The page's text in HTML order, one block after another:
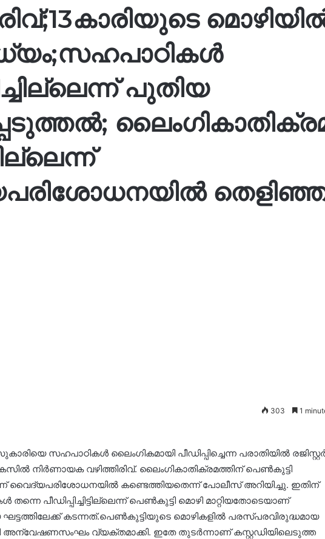
പുതിയ
303 1
സഹപാഠികൾ ലൈംഗികമായി പീഡിപ്പിച്ചെന്ന പരാതിയിൽ
നിർണായക വഴിത്തിരിവ്. ലൈംഗികാതിക്രമത്തിന് പെൺകുട്ടി
വൈദ്യപരിശോധനയിൽ കണ്ടെത്തിയതെന്ന് പോലീസ് അറിയിച്ചു. ഇതിന്
തന്നെ പീഡിപ്പിച്ചിട്ടില്ലെന്ന് പെൺകുട്ടി മൊഴി മാറ്റിയതോടെയാണ്
കടന്നത്.പെൺകുട്ടിയുടെ മൊഴികളിൽ പരസ്പരവിരുദ്ധമായ
അന്വേഷണസംഘം വ്യക്തമാക്കി. ഇതേ തുടർന്നാണ് കസ്റ്റഡിയിലെടുത്ത